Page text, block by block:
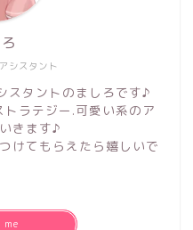
シスタント
スタントのましろです♪
トラテジー.可愛い系のア
きます♪
けてもらえたら嬉しいで